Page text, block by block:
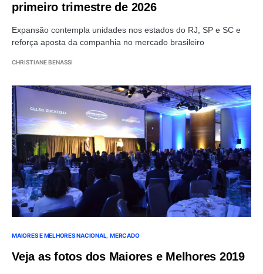
primeiro trimestre de 2026
Expansão contempla unidades nos estados do RJ, SP e SC e
reforça aposta da companhia no mercado brasileiro
CHRISTIANE BENASSI
MAIORES E MELHORES NACIONAL MERCADO
Veja as fotos dos Maiores e Melhores 2019